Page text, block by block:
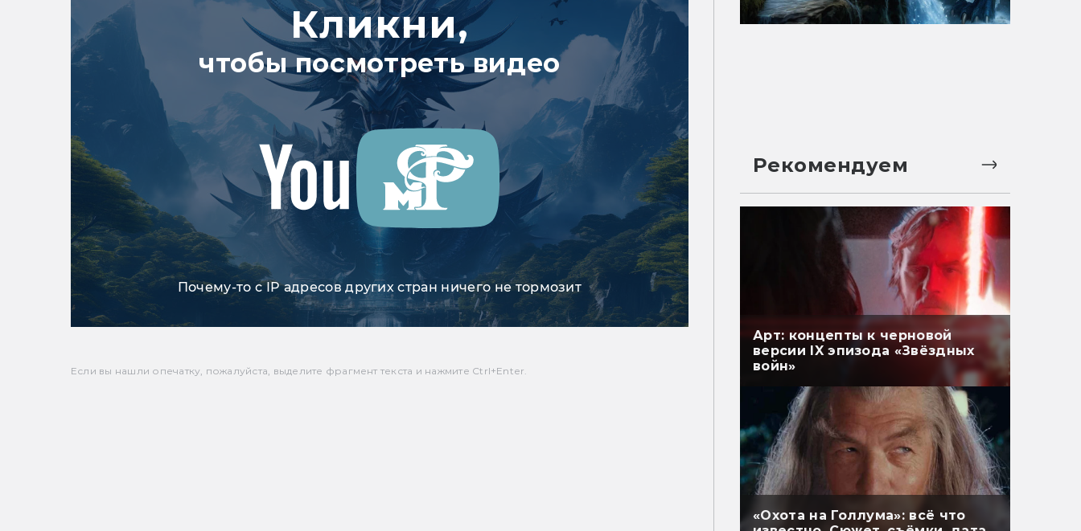
Кликни,
чтобы посмотреть видео
Почему-то с IP адресов других стран ничего не тормозит
Если вы нашли опечатку, пожалуйста, выделите фрагмент текста и нажмите Ctrl+Enter.
Рекомендуем
Арт: концепты к черновой
версии IX эпизода «Звёздных
войн»
«Охота на Голлума»: всё что